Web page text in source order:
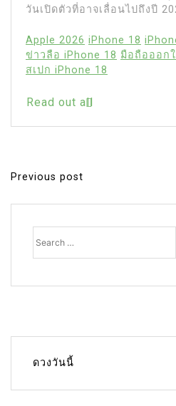
วันเปิดตัวที่อาจเลื่อนไปถึงปี
Apple 2026 iPhone 18
ข่าวลือ iPhone 18 มือถือออก
สเปก iPhone 18
Read out all
P
o
i
Previous post
Search
for:
ดวงวันนี้